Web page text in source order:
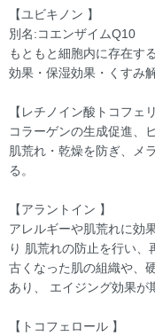
【ユビキノン 】
別名:コエンザイムQ10
もともと細胞内に存在す
効果・保湿効果・くすみ
【レチノイン酸トコフェ
コラーゲンの生成促進、
肌荒れ・乾燥を防ぎ、メ
る。
【アラントイン 】
アレルギーや肌荒れに効
り 肌荒れの防止を行い、
古くなった肌の組織や、
あり、 エイジング効果が
【トコフェロール 】